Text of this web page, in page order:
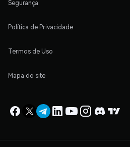
Segurança
Política de Privacidade
Termos de Uso
Mapa do site